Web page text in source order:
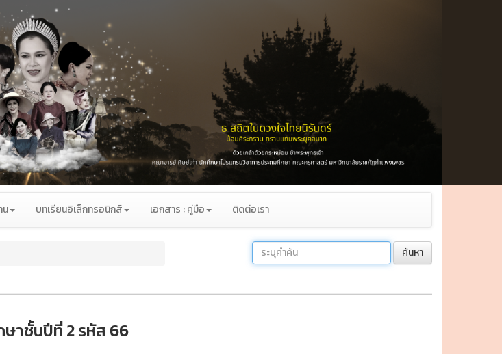
น บทเรียนอิเล็กทรอนิกส์ เอกสาร : คู่มือ ติดต่อเรา
ค้นหา
าชั้นปีที่ 2 รหัส 66